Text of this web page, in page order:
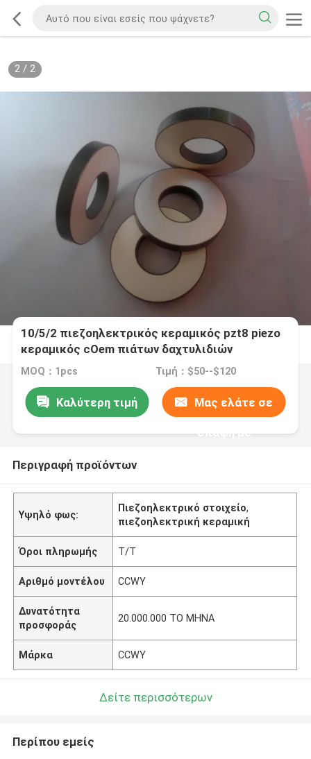
2/ 2
10/5/2 πιεζοηλεκτρικός κεραμικός pzt8 piezo
κεραμικός cOem πιάτων δαχτυλιδιών
MOQ：1pcs Τιμή：$50--$120
Καλύτερη τιμή Μας ελάτε σε
επαφή με
Περιγραφή προϊόντων
Υψηλό φως:
Πιεζοηλεκτρικό στοιχείο,
πιεζοηλεκτρική κεραμική
Όροι πληρωμής T/T
Αριθμό μοντέλου CCWY
Δυνατότητα
προσφοράς
20.000.000 ΤΟ ΜΗΝΑ
Μάρκα CCWY
Δείτε περισσότερων
Περίπου εμείς